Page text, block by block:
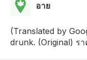
อาย
(Translated by
drunk. (Original) รา